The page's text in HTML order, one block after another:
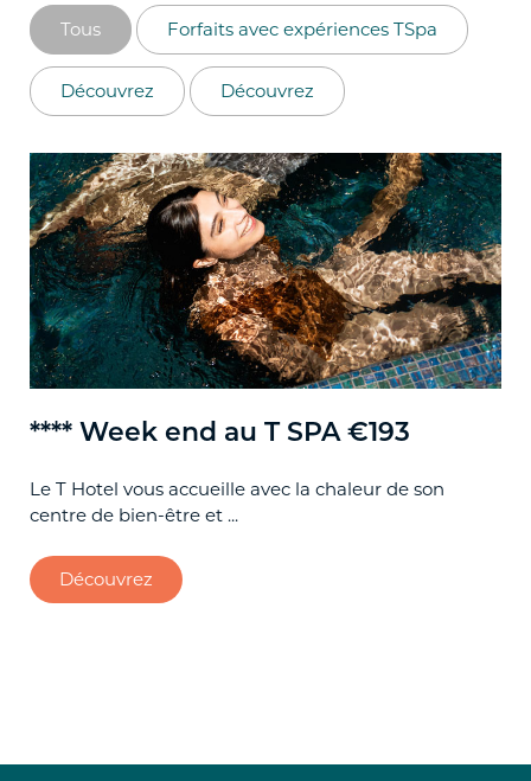
Tous Forfaits avec expériences TSpa
Découvrez Découvrez
**** Week end au T SPA €193
Le T Hotel vous accueille avec la chaleur de son
centre de bien-être et ...
Découvrez